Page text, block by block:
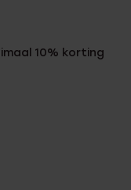
10% korting